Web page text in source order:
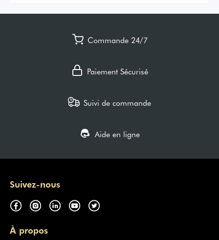
Commande 24/7
Paiement Sécurisé
Suivi de commande
Aide en ligne
Suivez-nous
À propos